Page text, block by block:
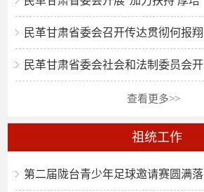
民革甘肃省委会召开传达贯彻何报翔
民革甘肃省委会社会和法制委员会开
查看更多>>
祖统工作
第二届陇台青少年足球邀请赛圆满落